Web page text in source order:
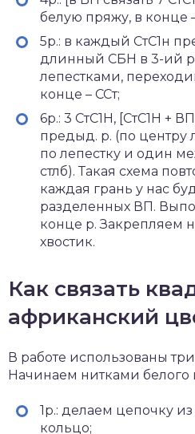
белую пряжу, в конце
5р.: в каждый СтС1н
длинный СБН в 3-ий
лепестками,
конце – ССт;
6р.: 3 СтС1Н, [СтС1Н +
предыд. р. (по центру
по лепестку и один
стлб). Такая схема
каждая грань у нас
разделенных ВП.
конце р. Закрепляем
хвостик.
Как связать
африканский
В работе использованы
Начинаем нитками белого
1р.: делаем цепочку
кольцо;